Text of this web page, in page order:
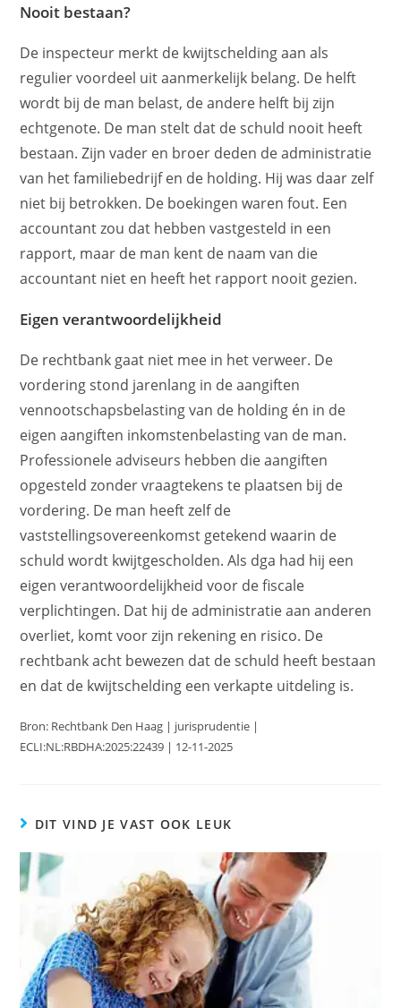
Nooit bestaan?
De inspecteur merkt de kwijtschelding aan als
regulier voordeel uit aanmerkelijk belang. De helft
wordt bij de man belast, de andere helft bij zijn
echtgenote. De man stelt dat de schuld nooit heeft
bestaan. Zijn vader en broer deden de administratie
van het familiebedrijf en de holding. Hij was daar zelf
niet bij betrokken. De boekingen waren fout. Een
accountant zou dat hebben vastgesteld in een
rapport, maar de man kent de naam van die
accountant niet en heeft het rapport nooit gezien.
Eigen verantwoordelijkheid
De rechtbank gaat niet mee in het verweer. De
vordering stond jarenlang in de aangiften
vennootschapsbelasting van de holding én in de
eigen aangiften inkomstenbelasting van de man.
Professionele adviseurs hebben die aangiften
opgesteld zonder vraagtekens te plaatsen bij de
vordering. De man heeft zelf de
vaststellingsovereenkomst getekend waarin de
schuld wordt kwijtgescholden. Als dga had hij een
eigen verantwoordelijkheid voor de fiscale
verplichtingen. Dat hij de administratie aan anderen
overliet, komt voor zijn rekening en risico. De
rechtbank acht bewezen dat de schuld heeft bestaan
en dat de kwijtschelding een verkapte uitdeling is.
Bron: Rechtbank Den Haag | jurisprudentie |
ECLI:NL:RBDHA:2025:22439 | 12-11-2025
DIT VIND JE VAST OOK LEUK